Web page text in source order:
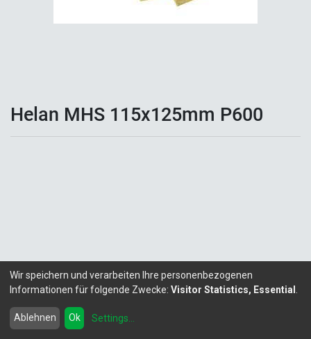
Helan MHS 115x125mm P600
Powered by
- Die #1
Wir speichern und verarbeiten Ihre personenbezogenen
Informationen für folgende Zwecke: Visitor Statistics, Essential
Ablehnen Ok Settings...